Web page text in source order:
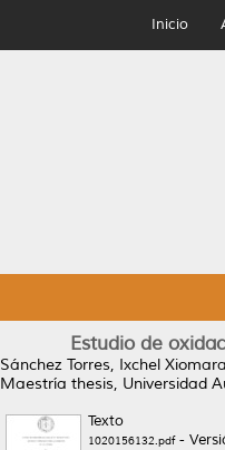
Inicio
Estudio de
Sánchez Torres, Ixchel Xiomara
Maestría thesis, Universidad
Texto
1020156132.pdf-